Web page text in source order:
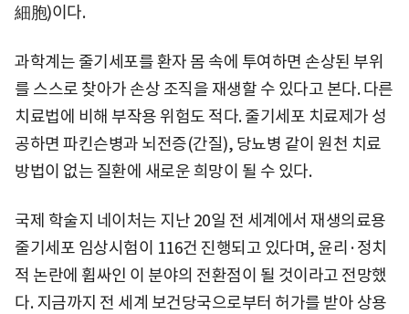
細胞)이다.
과학계는 줄기세포를 환자 몸 속에 투여하면 손상된 부위
를 스스로 찾아가 손상 조직을 재생할 수 있다고 본다. 다른
치료법에 비해 부작용 위험도 적다. 줄기세포 치료제가 성
공하면 파킨슨병과 뇌전증(간질), 당뇨병 같이 원천 치료
방법이 없는 질환에 새로운 희망이 될 수 있다.
국제 학술지 네이처는 지난 20일 전 세계에서 재생의료용
줄기세포 임상시험이 116건 진행되고 있다며, 윤리·정치
적 논란에 휩싸인 이 분야의 전환점이 될 것이라고 전망했
다. 지금까지 전 세계 보건당국으로부터 허가를 받아 상용